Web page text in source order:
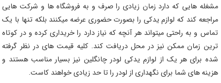
مشغله هایی که دارد زمان زیادی را صرف و به فروشگاه ها و شرکت هایی
مراجعه کند که لوازم یدکی را بصورت حضوری عرضه میکنند بلکه تنها با یک
تماس و به راحتی میتواند هر آنچه که نیاز دارد را خریداری کرده و در کوتاه
ترین زمان ممکن نیز در محل دریافت کند. کلیه قیمت های در نظر گرفته
شده برای هر یک از لوازم یدکی لودر چانگلین نیز بسیار مناسب هستند و
هزینه های شما برای نگهداری از لودر را تا حد زیادی خواهند کاست.